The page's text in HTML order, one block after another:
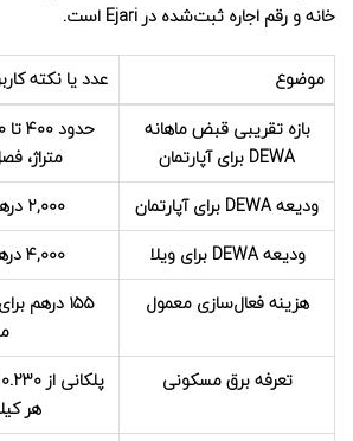
خانه و رقم اجاره ثبت‌شده در Ejari است.
موضوع
عدد یا نکته
بازه تقریبی قبض ماهانه
DEWA برای آپارتمان
متراژ،
ودیعه DEWA برای آپارتمان
۲,۰۰۰ درهم؛ قابل استرداد
ودیعه DEWA برای ویلا
۴,۰۰۰ درهم؛ قابل استرداد
هزینه فعال‌سازی معمول
۱۵۵ درهم
تعرفه برق مسکونی
هر